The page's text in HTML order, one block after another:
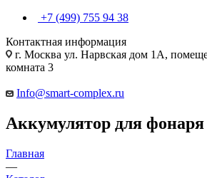
+7 (499) 755 94 38
Контактная информация
г. Москва ул. Нарвская дом 1А,
комната 3
Info@smart-complex.ru
Аккумулятор для фонаря
Главная
—